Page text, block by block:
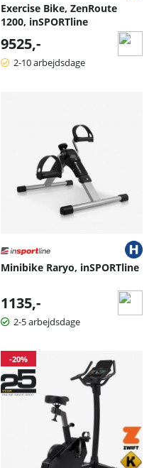
Exercise Bike, ZenRoute
1200, inSPORTline
9525,-
2-10 arbejdsdage
Minibike Raryo, inSPORTline
1135,-
2-5 arbejdsdage
-20%